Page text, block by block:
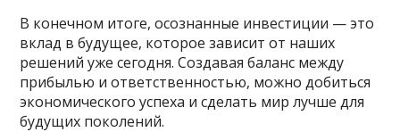
В конечном итоге, осознанные инвестиции — это
вклад в будущее, которое зависит от наших
решений уже сегодня. Создавая баланс между
прибылью и ответственностью, можно добиться
экономического успеха и сделать мир лучше для
будущих поколений.